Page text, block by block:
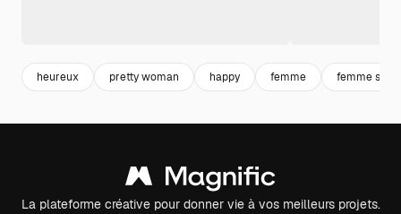
heureux pretty woman happy femme femme
La plateforme créative pour donner vie à vos meilleurs projets.